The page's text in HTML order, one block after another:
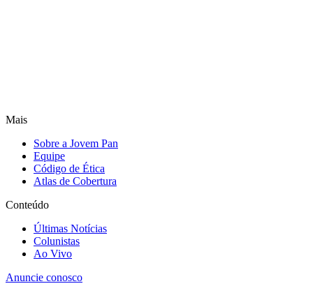
Mais
Sobre a Jovem Pan
Equipe
Código de Ética
Atlas de Cobertura
Conteúdo
Últimas Notícias
Colunistas
Ao Vivo
Anuncie conosco